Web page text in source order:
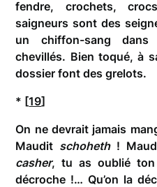
fendre, crochets,
saigneurs sont des
un chiffon-sang
chevillés. Bien toqué, à
dossier font des grelots.
* [19]
On ne devrait jamais
Maudit schoheth!
casher, tu as oublié ton
décroche !… Qu’on la